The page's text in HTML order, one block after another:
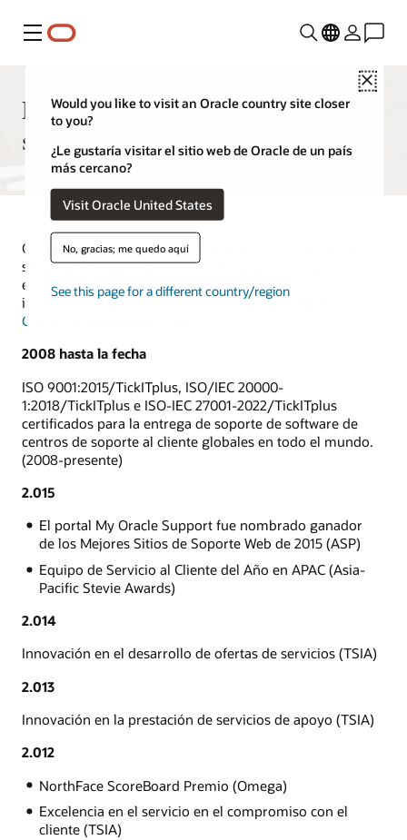
Menú
Close
Would you like to visit an Oracle country site closer
to you?
¿Le gustaría visitar el sitio web de Oracle de un país
más cercano?
Visit Oracle United States
No, gracias; me quedo aquí
See this page for a different country/region
El soporte de Oracle ofrece un
servicio galardonado
Oracle tiene una larga historia de reconocimiento del
sector y un historial probado de proporcionar una
experiencia de propiedad superior. Obtén más
información sobreOracle Premier Supporty
Customer Success Services
2008 hasta la fecha
ISO 9001:2015/TickITplus, ISO/IEC 20000-
1:2018/TickITplus e ISO-IEC 27001-2022/TickITplus
certificados para la entrega de soporte de software de
centros de soporte al cliente globales en todo el mundo.
(2008-presente)
2.015
El portal My Oracle Support fue nombrado ganador
de los Mejores Sitios de Soporte Web de 2015 (ASP)
Equipo de Servicio al Cliente del Año en APAC (Asia-
Pacific Stevie Awards)
2.014
Innovación en el desarrollo de ofertas de servicios (TSIA)
2.013
Innovación en la prestación de servicios de apoyo (TSIA)
2.012
NorthFace ScoreBoard Premio (Omega)
Excelencia en el servicio en el compromiso con el
cliente (TSIA)